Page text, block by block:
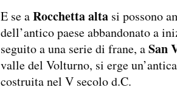
E se aRocchetta altasi possono
dell’antico paese abbandonato a
seguito a una serie di frane, aSan
valle del Volturno, si erge
costruita nel V secolo d.C.